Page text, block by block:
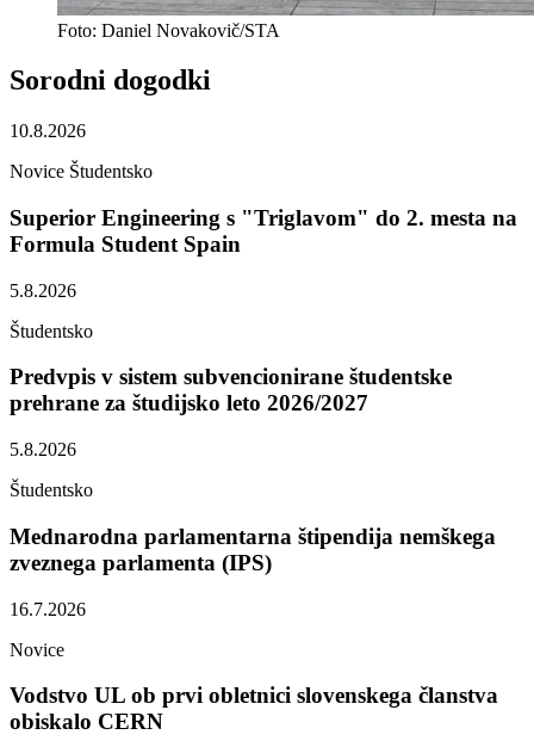
Foto: Daniel Novakovič/STA
Sorodni dogodki
10.8.2026
Novice Študentsko
Superior Engineering s "Triglavom" do 2. mesta na
Formula Student Spain
5.8.2026
Študentsko
Predvpis v sistem subvencionirane študentske
prehrane za študijsko leto 2026/2027
5.8.2026
Študentsko
Mednarodna parlamentarna štipendija nemškega
zveznega parlamenta (IPS)
16.7.2026
Novice
Vodstvo UL ob prvi obletnici slovenskega članstva
obiskalo CERN